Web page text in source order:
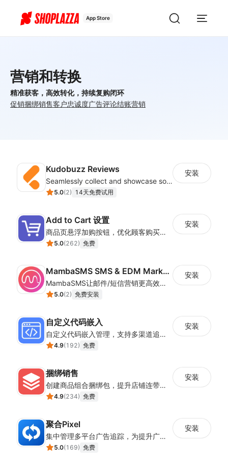
App Store
营销和转换
精准获客，高效转化，持续复购闭环
促销捆绑销售客户忠诚度广告评论结账营销
Kudobuzz Reviews
Seamlessly collect and showcase social & photo reviews to boost organic traffic
5.0(2) 14天免费试用
安装
Add to Cart 设置
商品页悬浮加购按钮，优化顾客购买操作路径
5.0(262) 免费
安装
MambaSMS SMS & EDM Marketing
MambaSMS让邮件/短信营销更高效！MambaSMS可以帮助商家通过邮件和短信即时联系客户。并通过自动化流程，提高弃单挽回效率。
5.0(2) 免费安装
安装
自定义代码嵌入
自定义代码嵌入管理，支持多渠道追踪与营销活动配置
4.9(192) 免费
安装
捆绑销售
创建商品组合捆绑包，提升店铺连带销售率
4.9(234) 免费
安装
聚合Pixel
集中管理多平台广告追踪，为提升广告ROAS与转化率提供数据基础
5.0(169) 免费
安装